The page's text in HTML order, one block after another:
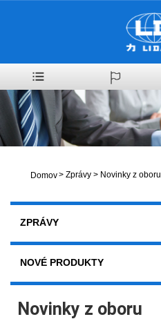
Domov> Zprávy > Novinky z oboru
ZPRÁVY
NOVÉ PRODUKTY
Novinky z oboru